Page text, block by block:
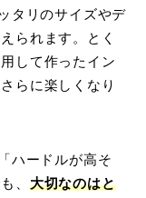
タリのサイズやデ
られます。とく
して作ったイン
らに楽しくなり
ハードルが高そ
、 大切なのはと